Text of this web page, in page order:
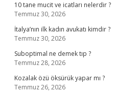
10 tane mucit ve icatları nelerdir ?
Temmuz 30, 2026
İtalya’nın ilk kadın avukatı kimdir ?
Temmuz 30, 2026
Suboptimal ne demek tıp ?
Temmuz 28, 2026
Kozalak özü öksürük yapar mı ?
Temmuz 26, 2026